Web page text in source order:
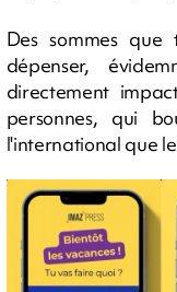
Des sommes
dépenser,
directement
personnes, qui
l'international que